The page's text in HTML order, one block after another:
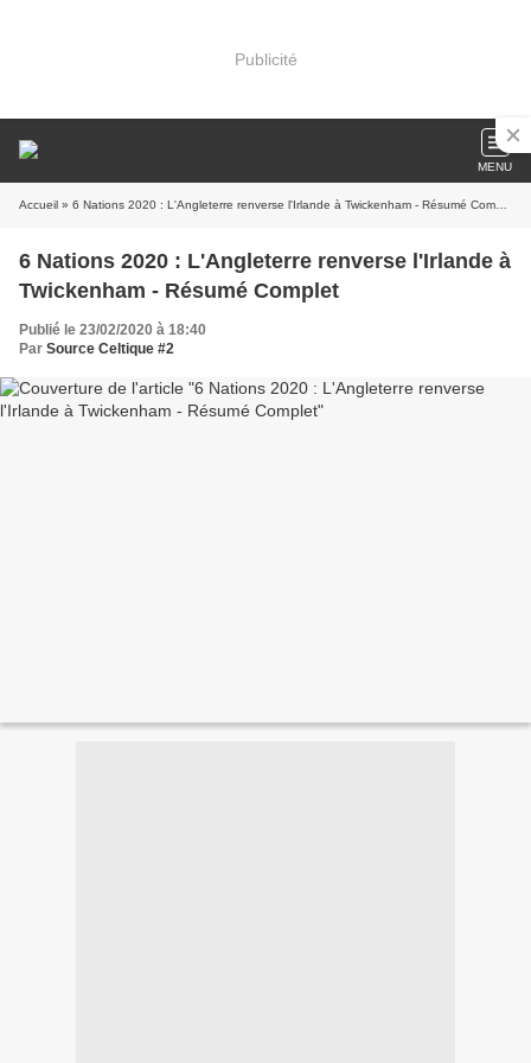
Publicité
MENU
Accueil » 6 Nations 2020 : L'Angleterre renverse l'Irlande à Twickenham - Résumé Complet
6 Nations 2020 : L'Angleterre renverse l'Irlande à
Twickenham - Résumé Complet
Publié le 23/02/2020 à 18:40
Par Source Celtique #2